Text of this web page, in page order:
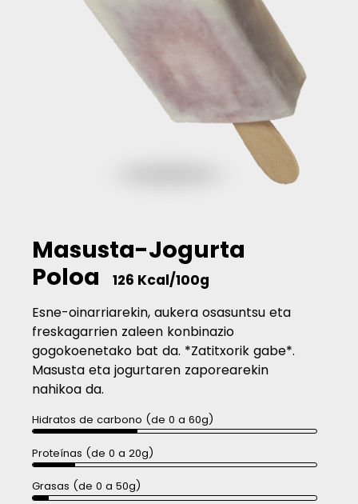
Masusta-Jogurta
Poloa
126 Kcal/100g
Esne-oinarriarekin, aukera osasuntsu eta
freskagarrien zaleen konbinazio
gogokoenetako bat da. *Zatitxorik gabe*.
Masusta eta jogurtaren zaporearekin
nahikoa da.
Hidratos de carbono (de 0 a 60g)
Proteínas (de 0 a 20g)
Grasas (de 0 a 50g)